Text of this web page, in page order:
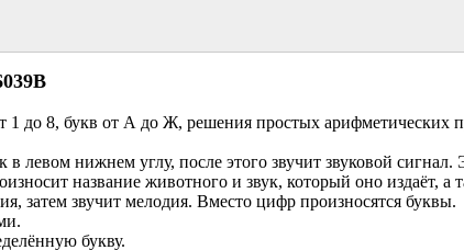
1 до 8, букв от А до Ж, решения простых
левом нижнем углу, после этого звучит звуковой
название животного и звук, который оно издаёт, а
затем звучит мелодия. Вместо цифр произносятся буквы.
букву.